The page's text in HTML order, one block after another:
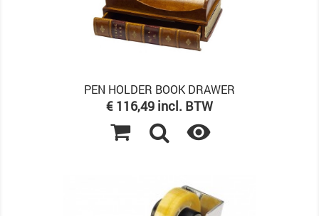
PEN HOLDER BOOK DRAWER
Prijs
€ 116,49 incl. BTW
